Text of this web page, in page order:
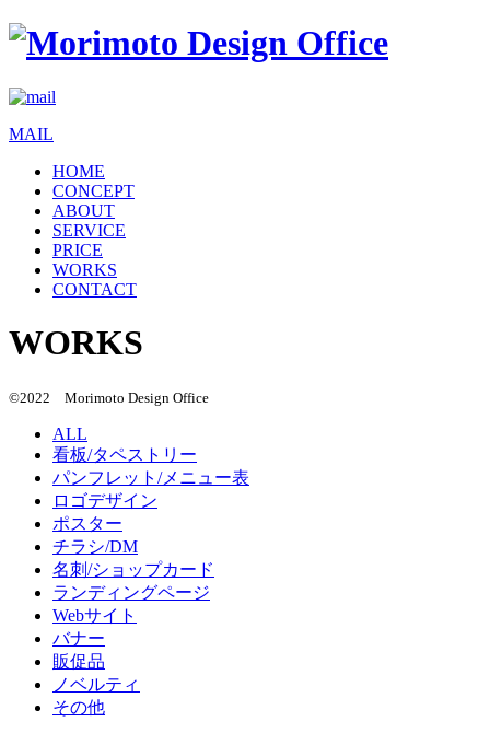
MAIL
HOME
CONCEPT
ABOUT
SERVICE
PRICE
WORKS
CONTACT
WORKS
©2022 Morimoto Design Office
ALL
看板/タペストリー
パンフレット/メニュー表
ロゴデザイン
ポスター
チラシ/DM
名刺/ショップカード
ランディングページ
Webサイト
バナー
販促品
ノベルティ
その他